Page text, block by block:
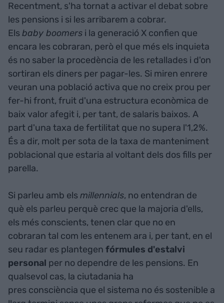
Recentment, s'ha tornat a activar el debat sobre
les pensions i si les arribarem a cobrar.
Elsbaby boomers i la generació X confien que
encara les cobraran, però el que més els inquieta
és no saber la procedència de les retallades i d'on
sortiran els diners per pagar-les. Si miren enrere
veuran una població activa que no creix prou per
fer-hi front, fruit d'una estructura econòmica de
baix valor afegit i, per tant, de salaris baixos. A
part d'una taxa de fertilitat que no supera l'1,2%.
És a dir, molt per sota de la taxa de manteniment
poblacional que estaria al voltant dels dos fills per
parella.
Si parleu amb elsmillennials, no entendran de
què els parleu perquè crec que la majoria d'ells,
els més conscients, tenen clar que no en
cobraran tal com les entenem ara i, per tant, en el
seu radar es plantegen fórmules d'estalvi
personal per no dependre de les pensions. En
qualsevol cas, la ciutadania ha
pres consciència que el sistema no és sostenible a